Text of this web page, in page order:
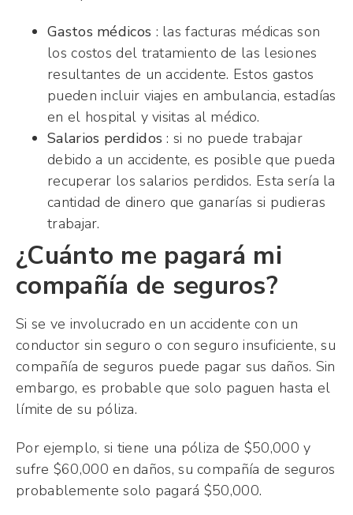
Gastos médicos : las facturas médicas son
los costos del tratamiento de las lesiones
resultantes de un accidente. Estos gastos
pueden incluir viajes en ambulancia, estadías
en el hospital y visitas al médico.
Salarios perdidos : si no puede trabajar
debido a un accidente, es posible que pueda
recuperar los salarios perdidos. Esta sería la
cantidad de dinero que ganarías si pudieras
trabajar.
¿Cuánto me pagará mi
compañía de seguros?
Si se ve involucrado en un accidente con un
conductor sin seguro o con seguro insuficiente, su
compañía de seguros puede pagar sus daños. Sin
embargo, es probable que solo paguen hasta el
límite de su póliza.
Por ejemplo, si tiene una póliza de $50,000 y
sufre $60,000 en daños, su compañía de seguros
probablemente solo pagará $50,000.